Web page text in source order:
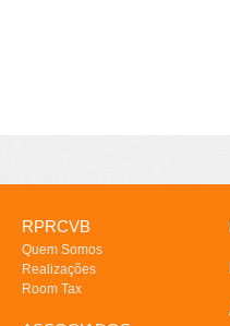
RPRCVB
Quem Somos
Realizações
Room Tax